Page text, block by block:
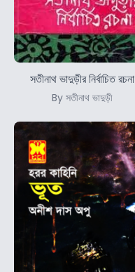
সতীনাথ ভাদুড়ীর নির্বাচিত রচনা
By সতীনাথ ভাদুড়ী